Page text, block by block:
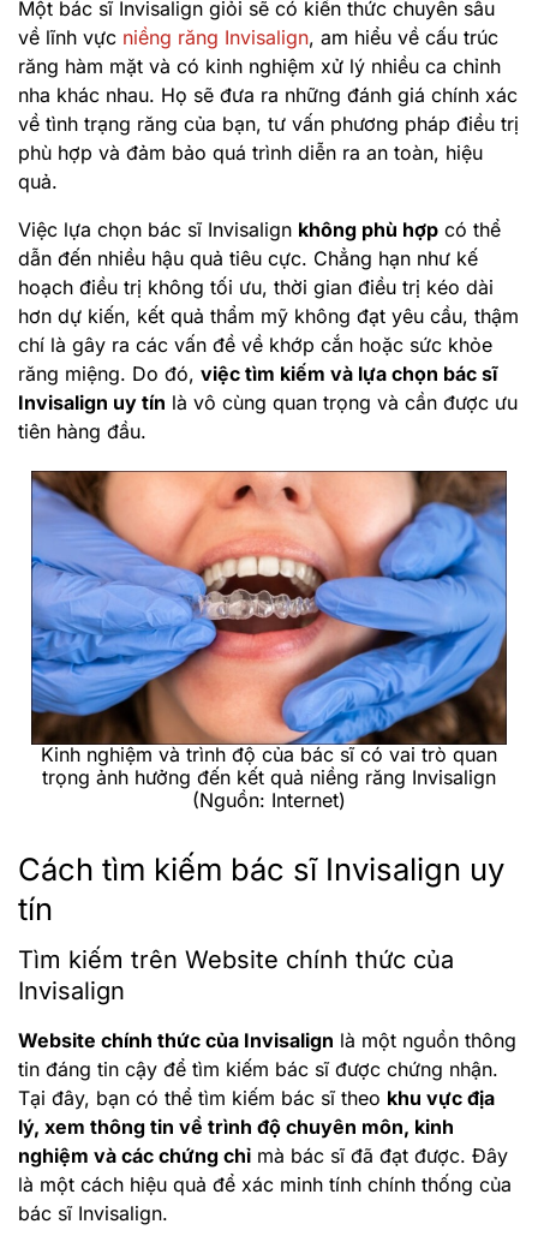
Một bác sĩ Invisalign giỏi sẽ có kiến thức chuyên sâu
về lĩnh vực niềng răng Invisalign, am hiểu về cấu trúc
răng hàm mặt và có kinh nghiệm xử lý nhiều ca chỉnh
nha khác nhau. Họ sẽ đưa ra những đánh giá chính xác
về tình trạng răng của bạn, tư vấn phương pháp điều trị
phù hợp và đảm bảo quá trình diễn ra an toàn, hiệu
quả.
Việc lựa chọn bác sĩ Invisalign không phù hợp có thể
dẫn đến nhiều hậu quả tiêu cực. Chẳng hạn như kế
hoạch điều trị không tối ưu, thời gian điều trị kéo dài
hơn dự kiến, kết quả thẩm mỹ không đạt yêu cầu, thậm
chí là gây ra các vấn đề về khớp cắn hoặc sức khỏe
răng miệng. Do đó, việc tìm kiếm và lựa chọn bác sĩ
Invisalign uy tín là vô cùng quan trọng và cần được ưu
tiên hàng đầu.
Kinh nghiệm và trình độ của bác sĩ có vai trò quan
trọng ảnh hưởng đến kết quả niềng răng Invisalign
(Nguồn: Internet)
Cách tìm kiếm bác sĩ Invisalign uy
tín
Tìm kiếm trên Website chính thức của
Invisalign
Website chính thức của Invisalign là một nguồn thông
tin đáng tin cậy để tìm kiếm bác sĩ được chứng nhận.
Tại đây, bạn có thể tìm kiếm bác sĩ theo khu vực địa
lý, xem thông tin về trình độ chuyên môn, kinh
nghiệm và các chứng chỉ mà bác sĩ đã đạt được. Đây
là một cách hiệu quả để xác minh tính chính thống của
bác sĩ Invisalign.